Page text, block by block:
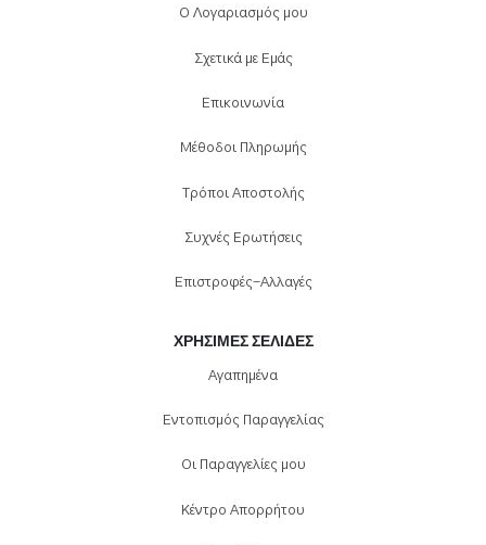
Ο Λογαριασμός μου
Σχετικά με Εμάς
Επικοινωνία
Μέθοδοι Πληρωμής
Τρόποι Αποστολής
Συχνές Ερωτήσεις
Επιστροφές-Αλλαγές
ΧΡΉΣΙΜΕΣ ΣΕΛΊΔΕΣ
Αγαπημένα
Εντοπισμός Παραγγελίας
Οι Παραγγελίες μου
Κέντρο Απορρήτου